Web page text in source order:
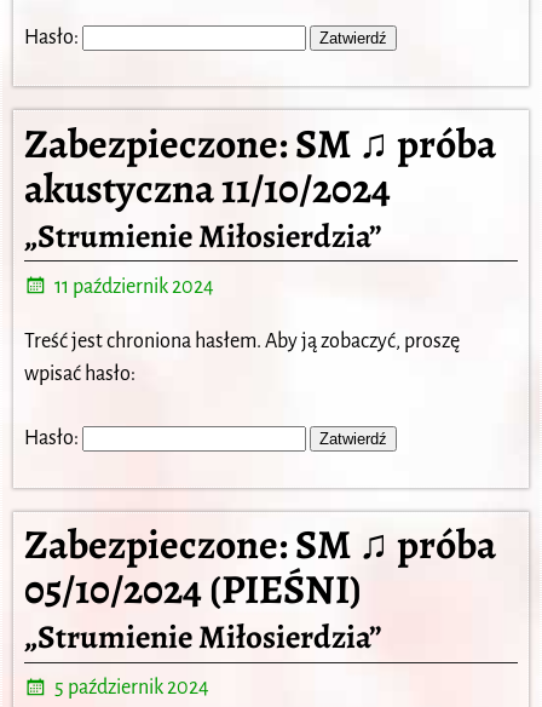
Hasło:
Zabezpieczone: SM ♫ próba
akustyczna 11/10/2024
„Strumienie Miłosierdzia”
11 październik 2024
Treść jest chroniona hasłem. Aby ją zobaczyć, proszę
wpisać hasło:
Hasło:
Zabezpieczone: SM ♫ próba
05/10/2024 (PIEŚNI)
„Strumienie Miłosierdzia”
5 październik 2024